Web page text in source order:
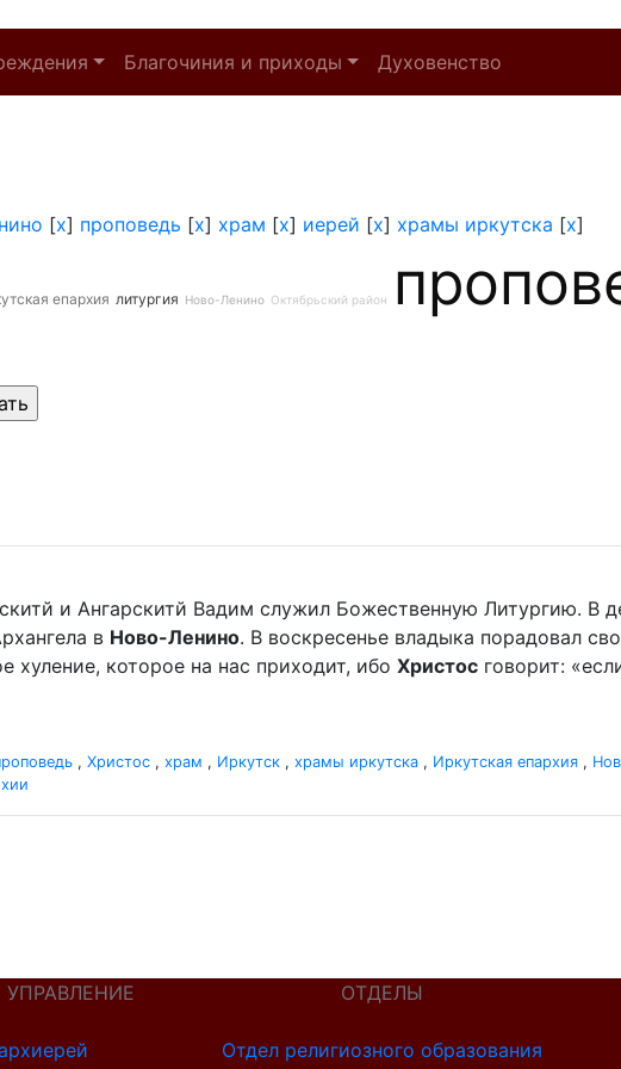
Благочиния и приходы Духовенство
[x] проповедь [x] храм [x] иерей [x] храмы иркутска [x]
епархия литургия Ново-Ленино Октябрьский район
и Ангарскитй Вадим служил Божественную Литургию. В
в Ново-Ленино. В воскресенье владыка порадовал
хуление, которое на нас приходит, ибо Христос говорит:
, Христос , храм , Иркутск , храмы иркутска , Иркутская епархия ,
ОТДЕЛЫ
Отдел религиозного образования